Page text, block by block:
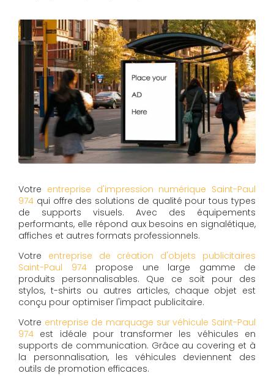
Votre entreprise d'impression numérique Saint-Paul
974 qui offre des solutions de qualité pour tous types
de supports visuels. Avec des équipements
performants, elle répond aux besoins en signalétique,
affiches et autres formats professionnels.
Votre entreprise de création d'objets publicitaires
Saint-Paul 974propose une large gamme de
produits personnalisables. Que ce soit pour des
stylos, t-shirts ou autres articles, chaque objet est
conçu pour optimiser l'impact publicitaire.
Votre entreprise de marquage sur véhicule Saint-Paul
974 est idéale pour transformer les véhicules en
supports de communication. Grâce au covering et à
la personnalisation, les véhicules deviennent des
outils de promotion efficaces.